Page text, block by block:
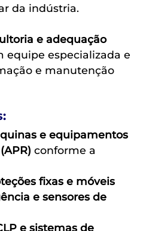
da indústria.
e adequação
equipe especializada e
e manutenção
e equipamentos
conforme a
fixas e móveis
e sensores de
e sistemas de